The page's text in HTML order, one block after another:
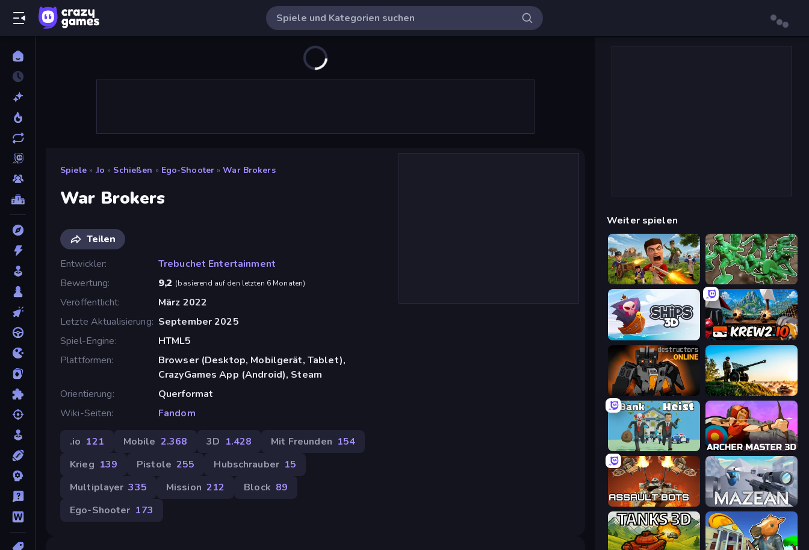
Spiele » .io » Schießen » Ego-Shooter » War Brokers
War Brokers
Teilen
Entwickler
Trebuchet Entertainment
Bewertung
9,2 (basierend auf den letzten 6 Monaten)
Veröffentlicht
März 2022
Letzte Aktualisierung September 2025
Spiel-Engine
HTML5
Plattformen
Browser (Desktop, Mobilgerät, Tablet),
CrazyGames App (Android), Steam
Orientierung
Querformat
Wiki-Seiten
Fandom
.io 121 Mobile 2.368 3D 1.428 Mit Freunden 154
Krieg 139 Pistole 255 Hubschrauber 15
Multiplayer 335 Mission 212 Block 89
Ego-Shooter 173
Weiter spielen
Redcoats.io Soldiers - Capture and Control!
Ships 3D Krew.io
Destructors Online Artillery Vs Tanks
Bank Heist Archer Master 3D: Castle Defense
Assault Bots Mazean